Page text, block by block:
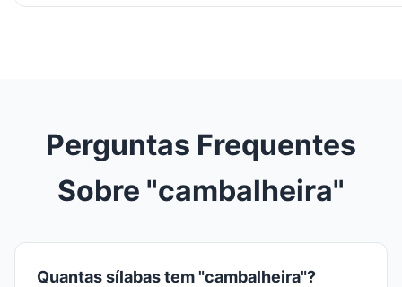
Perguntas Frequentes
Sobre "cambalheira"
Quantas sílabas tem "cambalheira"?